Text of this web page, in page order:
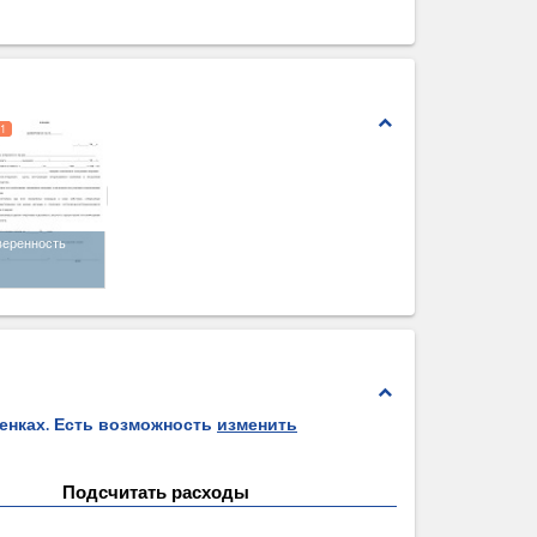
expand_less
1
expand_less
Есть возможность изменить
Подсчитать расходы